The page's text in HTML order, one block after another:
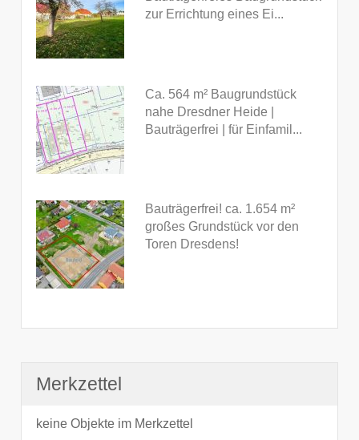
zur Errichtung eines Ei...
Ca. 564 m² Baugrundstück
nahe Dresdner Heide |
Bauträgerfrei | für Einfamil...
Bauträgerfrei! ca. 1.654 m²
großes Grundstück vor den
Toren Dresdens!
Merkzettel
keine Objekte im Merkzettel